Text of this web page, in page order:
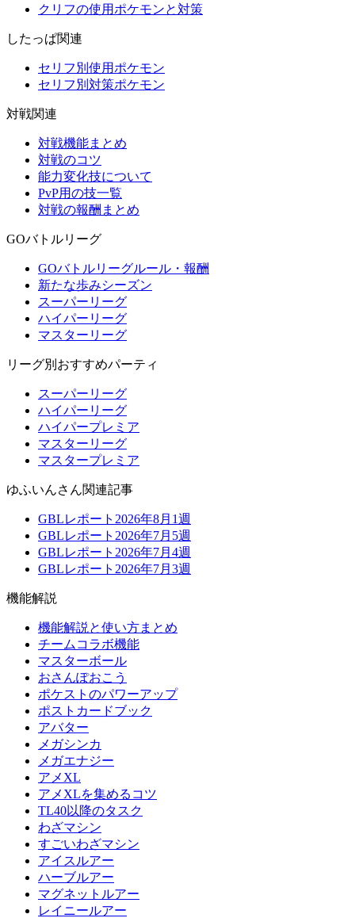
クリフの使用ポケモンと対策
したっぱ関連
セリフ別使用ポケモン
セリフ別対策ポケモン
対戦関連
対戦機能まとめ
対戦のコツ
能力変化技について
PvP用の技一覧
対戦の報酬まとめ
GOバトルリーグ
GOバトルリーグルール・報酬
新たな歩みシーズン
スーパーリーグ
ハイパーリーグ
マスターリーグ
リーグ別おすすめパーティ
スーパーリーグ
ハイパーリーグ
ハイパープレミア
マスターリーグ
マスタープレミア
ゆふいんさん関連記事
GBLレポート2026年8月1週
GBLレポート2026年7月5週
GBLレポート2026年7月4週
GBLレポート2026年7月3週
機能解説
機能解説と使い方まとめ
チームコラボ機能
マスターボール
おさんぽおこう
ポケストのパワーアップ
ポストカードブック
アバター
メガシンカ
メガエナジー
アメXL
アメXLを集めるコツ
TL40以降のタスク
わざマシン
すごいわざマシン
アイスルアー
ハーブルアー
マグネットルアー
レイニールアー